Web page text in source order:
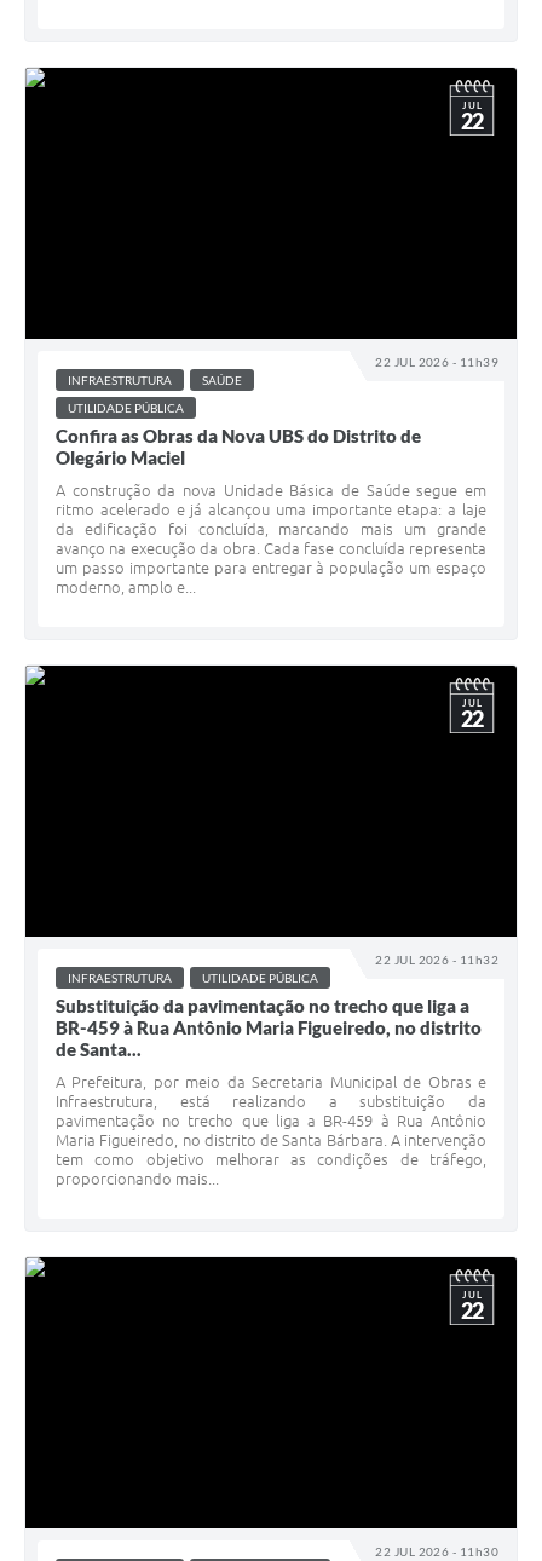
22 JUL 2026 - 11h39
JUL
22
INFRAESTRUTURA
SAÚDE
UTILIDADE PÚBLICA
Confira as Obras da Nova UBS do Distrito de
Olegário Maciel
A construção da nova Unidade Básica de Saúde segue em
ritmo acelerado e já alcançou uma importante etapa: a laje
da edificação foi concluída, marcando mais um grande
avanço na execução da obra. Cada fase concluída representa
um passo importante para entregar à população um espaço
moderno, amplo e...
22 JUL 2026 - 11h32
JUL
22
INFRAESTRUTURA UTILIDADE PÚBLICA
Substituição da pavimentação no trecho que liga a
BR-459 à Rua Antônio Maria Figueiredo, no distrito
de Santa...
A Prefeitura, por meio da Secretaria Municipal de Obras e
Infraestrutura, está realizando a substituição da
pavimentação no trecho que liga a BR-459 à Rua Antônio
Maria Figueiredo, no distrito de Santa Bárbara. A intervenção
tem como objetivo melhorar as condições de tráfego,
proporcionando mais...
22 JUL 2026 - 11h30
JUL
22